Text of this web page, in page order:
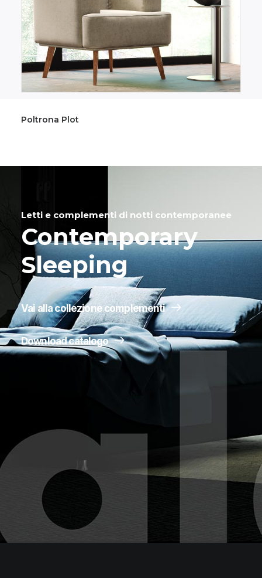
Poltrona Plot
Letti e complementi di notti contemporanee
Contemporary
Sleeping
Vai alla collezione complementi
Download catalogo